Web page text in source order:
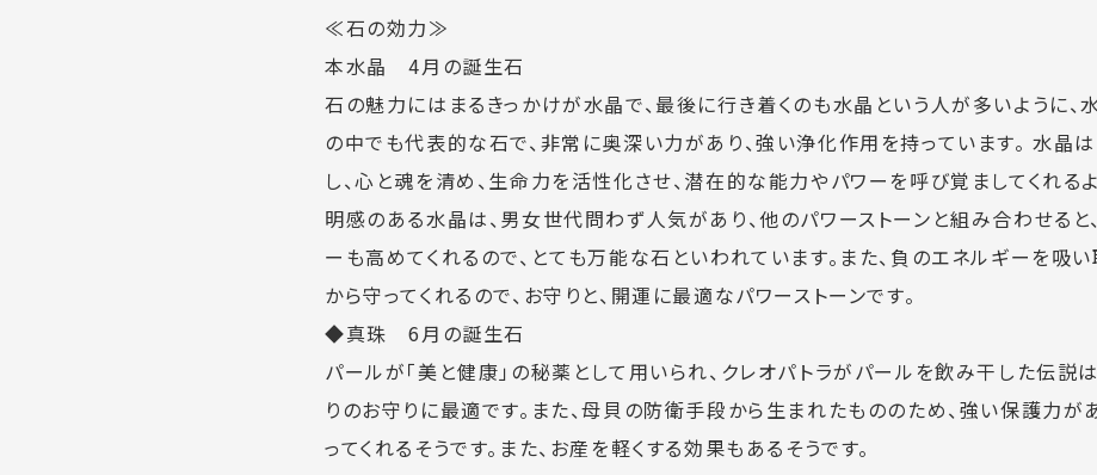
≪石の効力≫
本水晶 4月の誕生石
石の魅力にはまるきっかけが水晶で、最後に行き着くのも水晶という人が多いように、
の中でも代表的な石で、非常に奥深い力があり、強い浄化作用を持っています。 水晶は
し、心と魂を清め、生命力を活性化させ、潜在的な能力やパワーを呼び覚ましてくれる
明感のある水晶は、男女世代問わず人気があり、他のパワーストーンと組み合わせると
ーも高めてくれるので、とても万能な石といわれています。また、負のエネルギーを吸
から守ってくれるので、お守りと、開運に最適なパワーストーンです。
◆真珠 6月の誕生石
パールが「美と健康」の秘薬として用いられ、クレオパトラがパールを飲み干した伝説
りのお守りに最適です。また、母貝の防衛手段から生まれたもののため、強い保護力が
ってくれるそうです。また、お産を軽くする効果もあるそうです。